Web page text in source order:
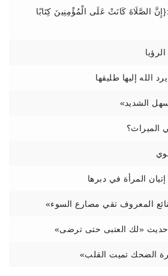
الصَّلَاةَ كَانَتْ عَلَى الْمُؤْمِنِينَ كِتَابًا
الله إليها طليقها
الشديد»
الميراث؟
المرأة في دبرها
المعروف تقي مصارع السوء»
«لك العتبى حتى ترضى»
الضحك تميت القلب»